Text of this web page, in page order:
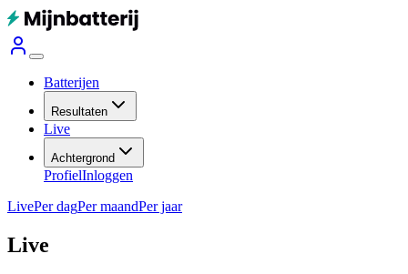
Batterijen
Resultaten
Live
Achtergrond
ProfielInloggen
LivePer dagPer maandPer jaar
Live